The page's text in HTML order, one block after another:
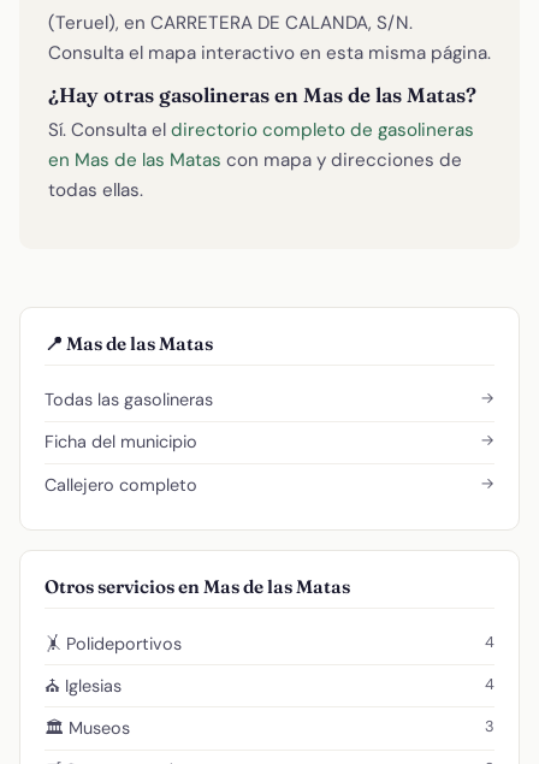
(Teruel), en CARRETERA DE CALANDA, S/N.
Consulta el mapa interactivo en esta misma página.
¿Hay otras gasolineras en Mas de las Matas?
Sí. Consulta el directorio completo de gasolineras
en Mas de las Matas con mapa y direcciones de
todas ellas.
📍 Mas de las Matas
Todas las gasolineras →
Ficha del municipio →
Callejero completo →
Otros servicios en Mas de las Matas
🤸 Polideportivos 4
⛪ Iglesias 4
🏛️ Museos 3